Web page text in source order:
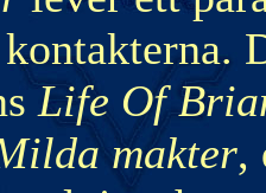
Life Of
makter,